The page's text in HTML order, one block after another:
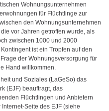
Wohnungsunternehmen
für Flüchtlinge zur
den Wohnungsunternehmen
vor Jahren getroffen wurde, als
zwischen 1000 und 2000
ist ein Tropfen auf den
der Wohnungsversorgung für
Hand willkommen.
und Soziales (LaGeSo) das
(EJF) beauftragt, das
Flüchtlingen und Anbietern
Seite des EJF (siehe